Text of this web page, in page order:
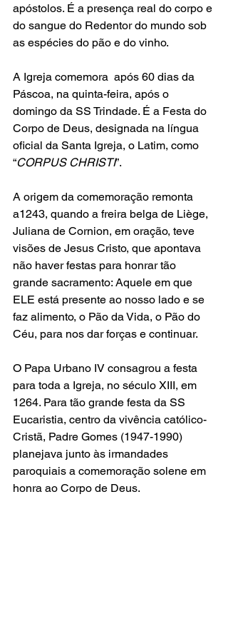
apóstolos. É a presença real do corpo e
do sangue do Redentor do mundo sob
as espécies do pão e do vinho.
A Igreja comemora  após 60 dias da
Páscoa, na quinta-feira, após o
domingo da SS Trindade. É a Festa do
Corpo de Deus, designada na língua
oficial da Santa Igreja, o Latim, como
“CORPUS CHRISTI”.
A origem da comemoração remonta
a1243, quando a freira belga de Liège,
Juliana de Cornion, em oração, teve
visões de Jesus Cristo, que apontava
não haver festas para honrar tão
grande sacramento: Aquele em que
ELE está presente ao nosso lado e se
faz alimento, o Pão da Vida, o Pão do
Céu, para nos dar forças e continuar.
O Papa Urbano IV consagrou a festa
para toda a Igreja, no século XIII, em
1264. Para tão grande festa da SS
Eucaristia, centro da vivência católico-
Cristã, Padre Gomes (1947-1990)
planejava junto às irmandades
paroquiais a comemoração solene em
honra ao Corpo de Deus.